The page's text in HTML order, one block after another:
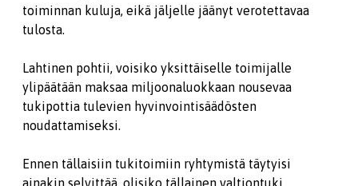
toiminnan kuluja, eikä jäljelle jäänyt verotettavaa
tulosta.
Lahtinen pohtii, voisiko yksittäiselle toimijalle
ylipäätään maksaa miljoonaluokkaan nousevaa
tukipottia tulevien hyvinvointisäädösten
noudattamiseksi.
Ennen tällaisiin tukitoimiin ryhtymistä täytyisi
ainakin selvittää, olisiko tällainen valtiontuki